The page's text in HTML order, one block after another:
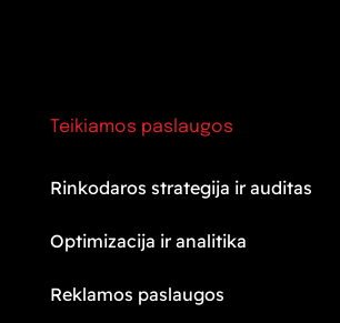
Teikiamos paslaugos
Rinkodaros strategija ir auditas
Optimizacija ir analitika
Reklamos paslaugos